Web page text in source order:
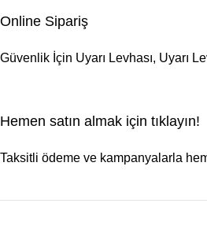
Online Sipariş
Güvenlik İçin Uyarı Levhası, Uyarı
Hemen satın almak için tıklayın!
Taksitli ödeme ve kampanyalarla